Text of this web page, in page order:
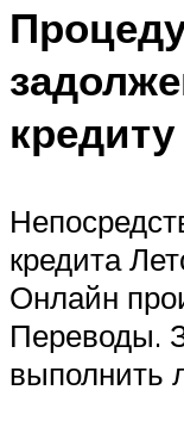
кредиту
кредита
Онлайн
Переводы.
выполнить